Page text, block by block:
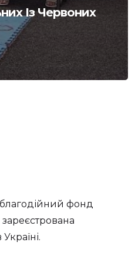
Із Червоних
фонд